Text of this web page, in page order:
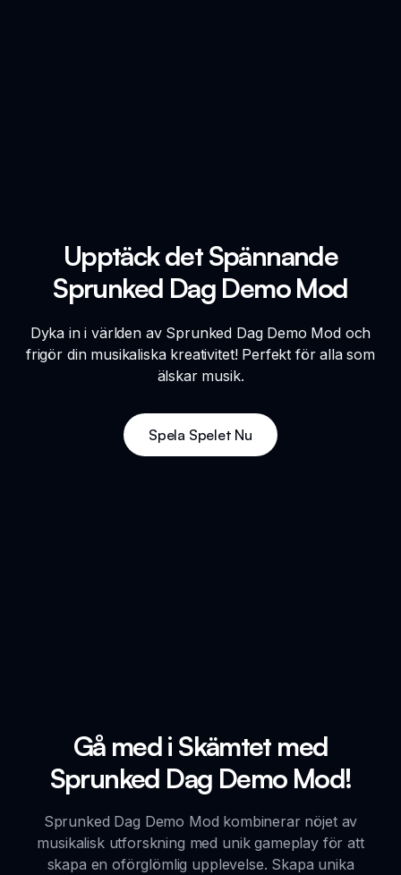
Upptäck det Spännande
Sprunked Dag Demo Mod
Dyka in i världen av Sprunked Dag Demo Mod och
frigör din musikaliska kreativitet! Perfekt för alla som
älskar musik.
Spela Spelet Nu
Gå med i Skämtet med
Sprunked Dag Demo Mod!
Sprunked Dag Demo Mod kombinerar nöjet av
musikalisk utforskning med unik gameplay för att
skapa en oförglömlig upplevelse. Skapa unika